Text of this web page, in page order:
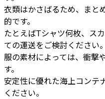
衣類はかさばるため、まと
的です。
たとえばTシャツ何枚、ス
ての運送をご検討ください。
服の素材によっては、衝撃
す。
安定性に優れた海上コンテ
ください。